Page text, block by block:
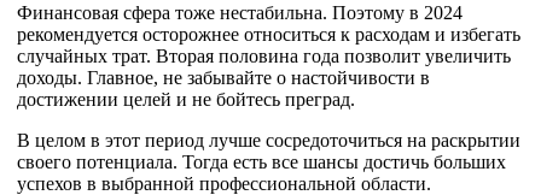
Финансовая сфера тоже нестабильна. Поэтому в 2024
рекомендуется осторожнее относиться к расходам и избегать
случайных трат. Вторая половина года позволит увеличить
доходы. Главное, не забывайте о настойчивости в
достижении целей и не бойтесь преград.
В целом в этот период лучше сосредоточиться на раскрытии
своего потенциала. Тогда есть все шансы достичь больших
успехов в выбранной профессиональной области.